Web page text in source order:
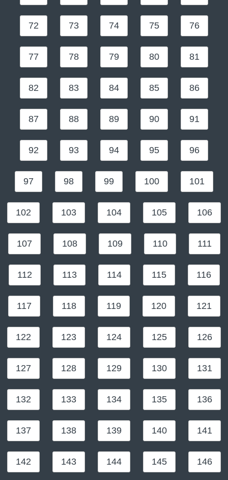
72 73 74 75 76
77 78 79 80 81
82 83 84 85 86
87 88 89 90 91
92 93 94 95 96
97 98 99 100 101
102 103 104 105 106
107 108 109 110 111
112 113 114 115 116
117 118 119 120 121
122 123 124 125 126
127 128 129 130 131
132 133 134 135 136
137 138 139 140 141
142 143 144 145 146